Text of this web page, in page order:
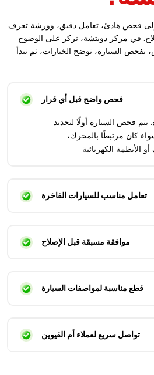
فحص هادئ، تعامل دقيق، وورشة تعرف
في مركز دويتشة، نركز على الوضوح
السيارة، نوضح الخيارات، ثم نبدأ
فحص واضح قبل أي قرار
يتم فحص السيارة أولًا لتحديد
كان مرتبطًا بالمحرك،
تعامل مناسب للسيارات الفاخرة
موافقة مسبقة قبل الإصلاح
قطع مناسبة لمواصفات السيارة
تواصل سريع لعملاء أم القيوين